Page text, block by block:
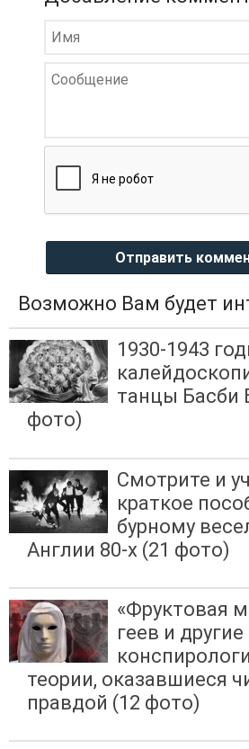
Отправить
Возможно Вам будет
1930-1943
танцы Басби
фото)
Смотрите и
краткое
бурному
Англии 80-х (21 фото)
«Фруктовая
геев и другие
теории, оказавшиеся
правдой (12 фото)